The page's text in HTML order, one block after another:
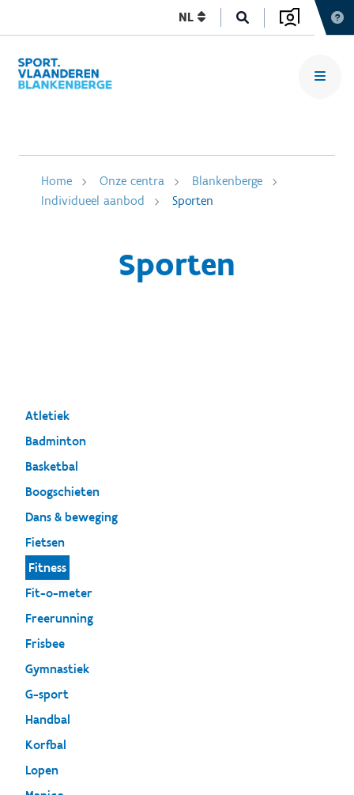
NL
Home Onze centra
Blankenberge
Individueel aanbod
Sporten
Sporten
Atletiek
Badminton
Basketbal
Boogschieten
Dans & beweging
Fietsen
Fitness
Fit-o-meter
Freerunning
Frisbee
Gymnastiek
G-sport
Handbal
Korfbal
Lopen